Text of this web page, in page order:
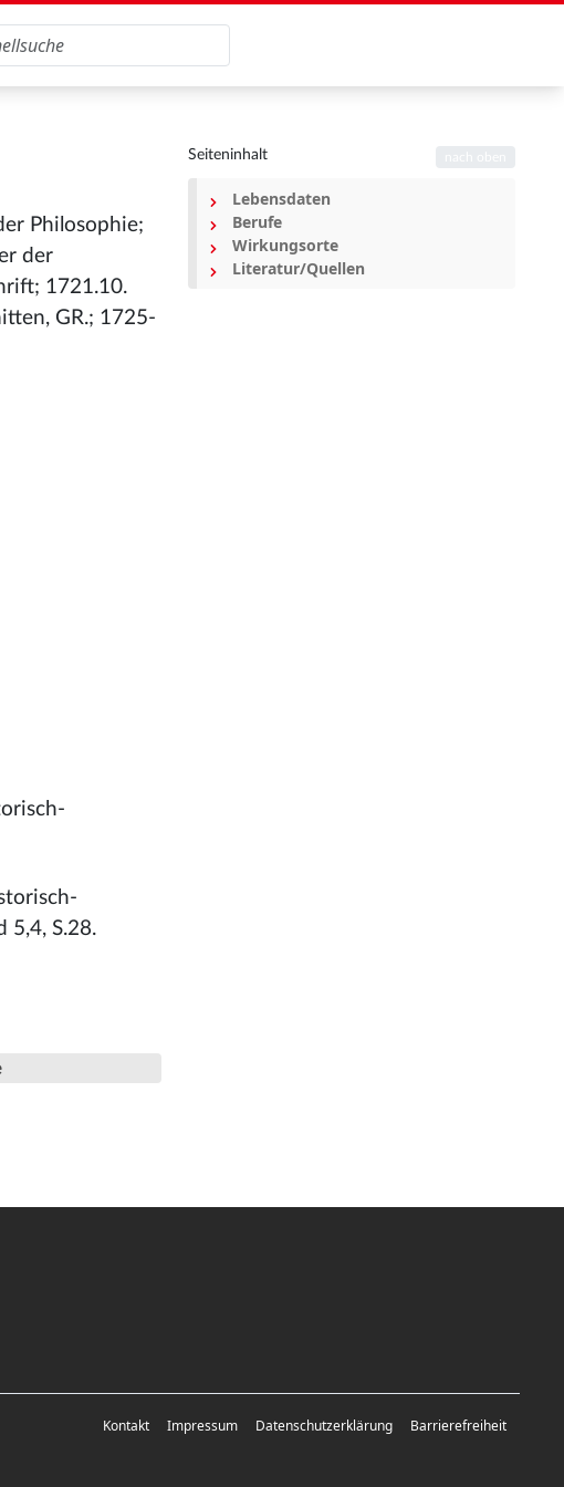
Philosophie;
der
1721.10.
GR.; 1725-
5,4, S.28.
Seiteninhalt
Lebensdaten
Berufe
Wirkungsorte
Literatur/Quellen
Kontakt Impressum Datenschutzerklärung Barrierefreiheit